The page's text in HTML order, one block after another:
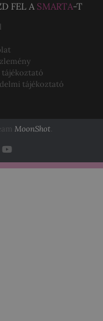
FEL A SMARTA-T
tájékoztató
tájékoztató
MoonShot.